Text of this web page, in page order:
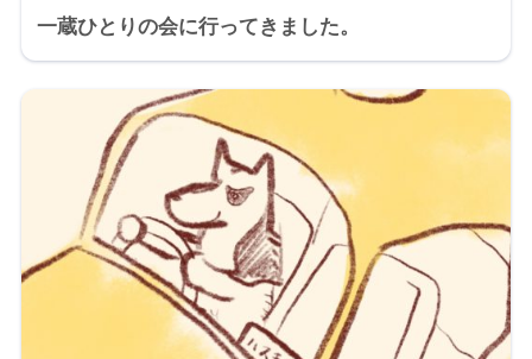
一蔵ひとりの会に行ってきました。